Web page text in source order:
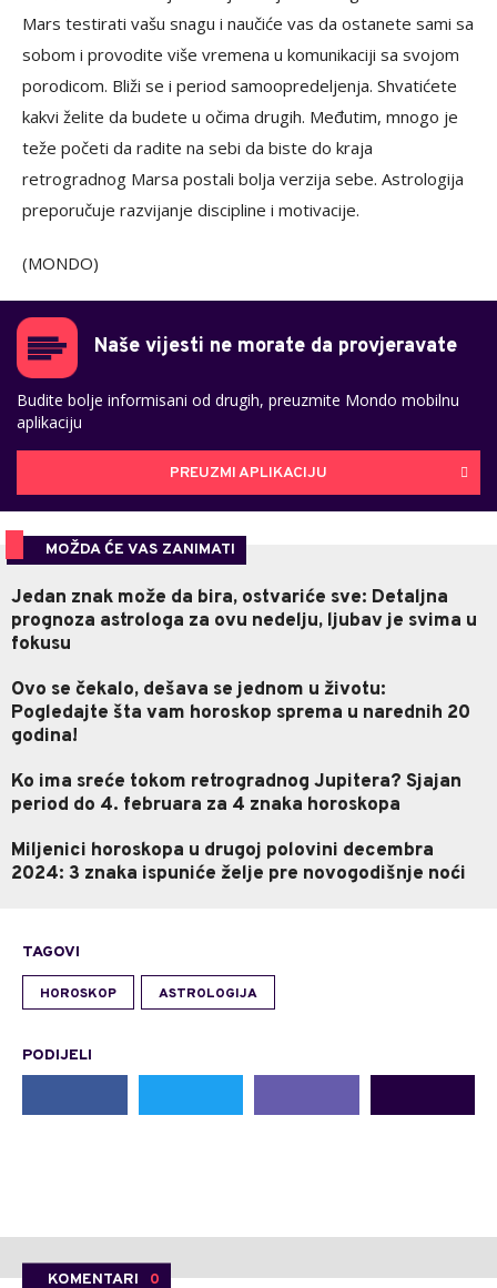
Mars testirati vašu snagu i naučiće vas da ostanete sami sa
sobom i provodite više vremena u komunikaciji sa svojom
porodicom. Bliži se i period samoopredeljenja. Shvatićete
kakvi želite da budete u očima drugih. Međutim, mnogo je
teže početi da radite na sebi da biste do kraja
retrogradnog Marsa postali bolja verzija sebe. Astrologija
preporučuje razvijanje discipline i motivacije.
(MONDO)
Naše vijesti ne morate da provjeravate
Budite bolje informisani od drugih, preuzmite Mondo mobilnu
aplikaciju
PREUZMI APLIKACIJU
MOŽDA ĆE VAS ZANIMATI
Jedan znak može da bira, ostvariće sve: Detaljna
prognoza astrologa za ovu nedelju, ljubav je svima u
fokusu
Ovo se čekalo, dešava se jednom u životu:
Pogledajte šta vam horoskop sprema u narednih 20
godina!
Ko ima sreće tokom retrogradnog Jupitera? Sjajan
period do 4. februara za 4 znaka horoskopa
Miljenici horoskopa u drugoj polovini decembra
2024: 3 znaka ispuniće želje pre novogodišnje noći
TAGOVI
HOROSKOP ASTROLOGIJA
PODIJELI
KOMENTARI 0